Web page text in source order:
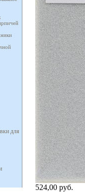
для
524,00 руб.